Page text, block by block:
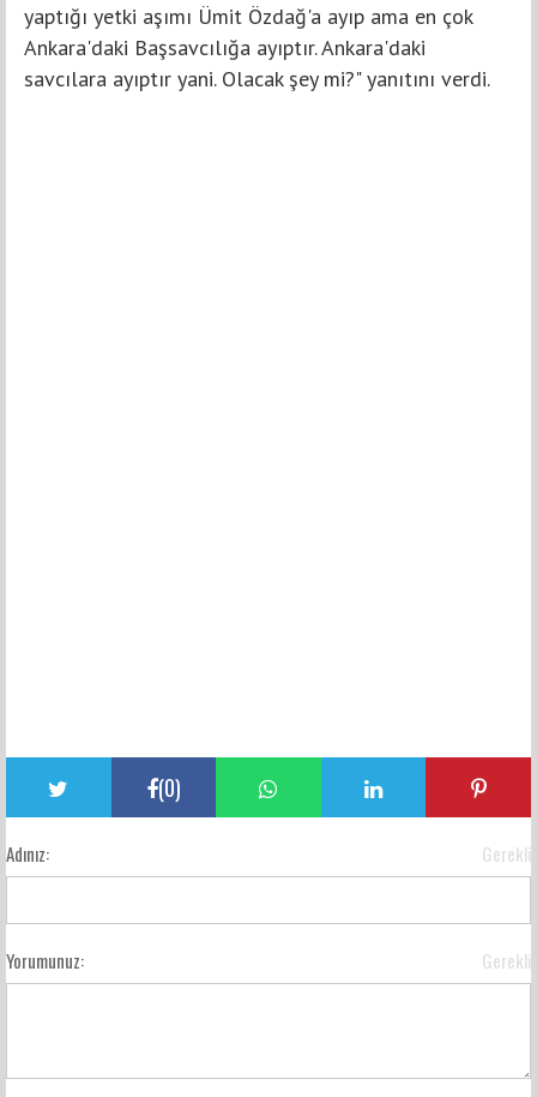
yaptığı yetki aşımı Ümit Özdağ'a ayıp ama en çok
Ankara'daki Başsavcılığa ayıptır. Ankara'daki
savcılara ayıptır yani. Olacak şey mi?" yanıtını verdi.
(0)
Adınız: Gerekli
Yorumunuz: Gerekli